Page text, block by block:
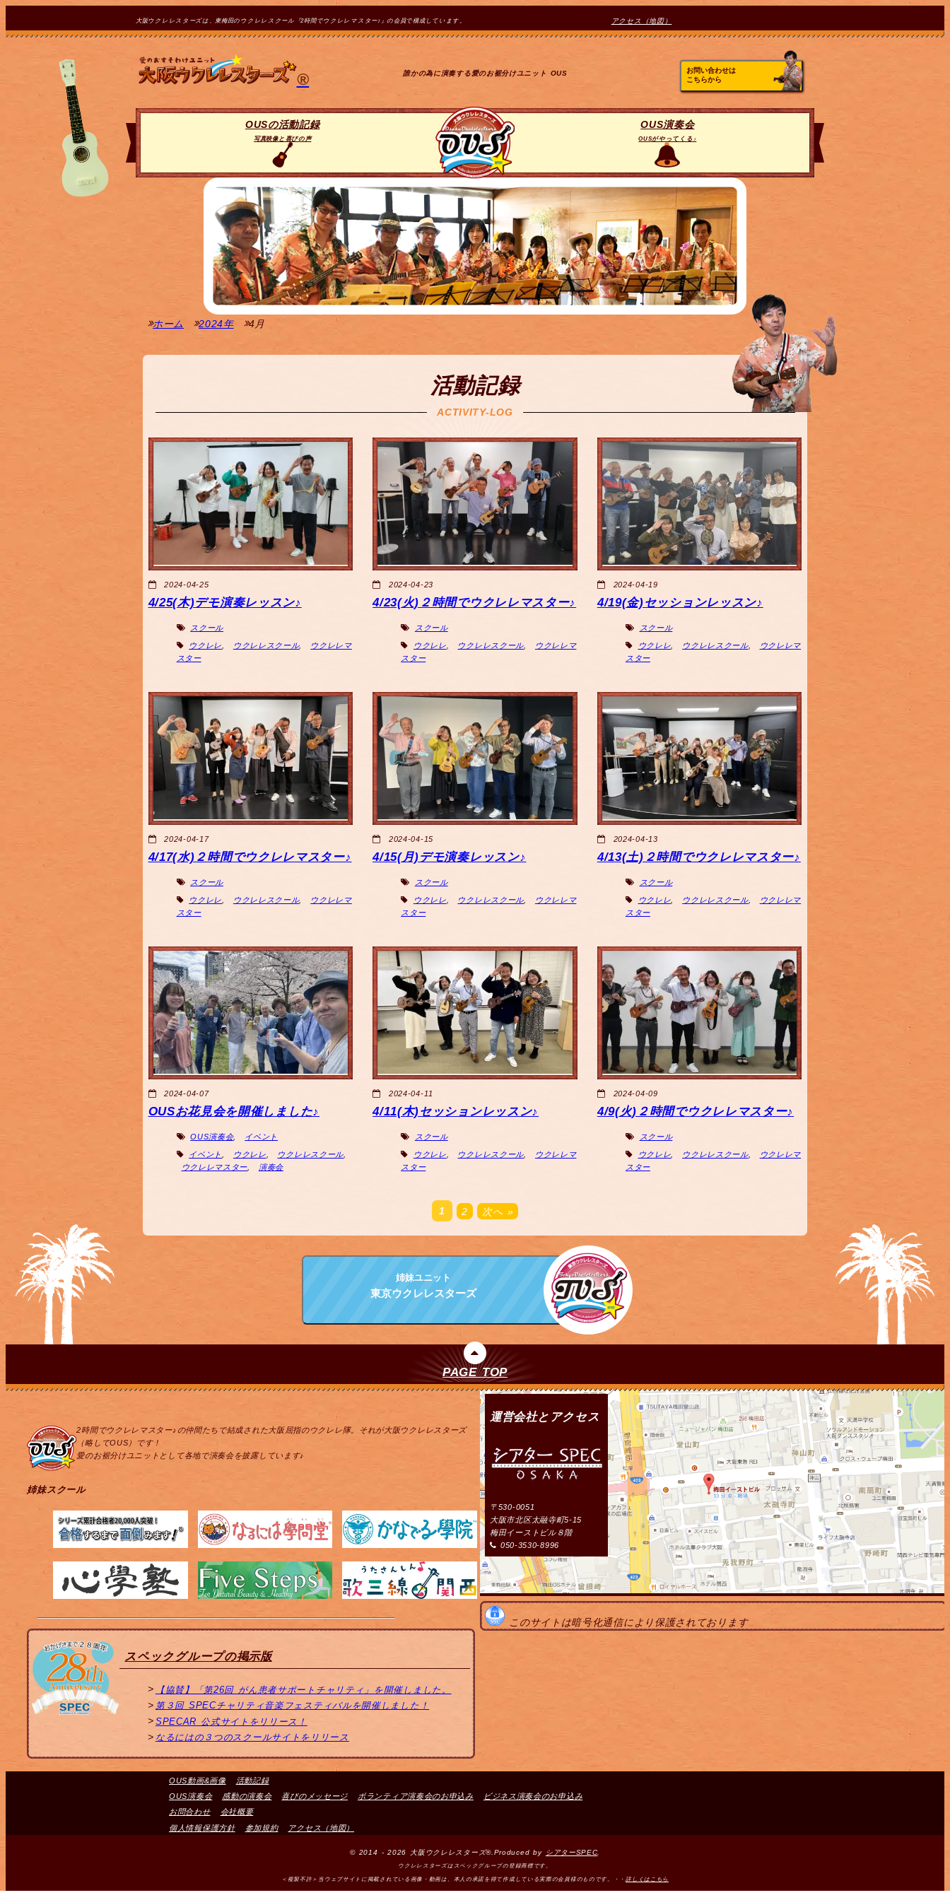
大阪ウクレレスターズは、東梅田のウクレレスクール『2時間でウクレレマスター♪』の会員で構成しています。 アクセス（地図）
® 誰かの為に演奏する愛のお裾分けユニット OUS
お問い合わせは
こちらから
OUSの活動記録
写真映像と喜びの声
OUS演奏会
OUSがやってくる♪
ホーム 2024年 4月
活動記録
ACTIVITY-LOG
2024-04-25
4/25(木)デモ演奏レッスン♪
スクール
ウクレレ ウクレレスクール,
ウクレレマ
スター
2024-04-23
4/23(火)２時間でウクレレマスター♪
スクール
ウクレレ ウクレレスクール
ウクレレマ
スター
2024-04-19
4/19(金)セッションレッスン♪
スクール
ウクレレ ウクレレスクール,
ウクレレマ
スター
2024-04-17
4/17(水)２時間でウクレレマスター♪
スクール
ウクレレ ウクレレスクール,
ウクレレマ
スター
2024-04-15
4/15(月)デモ演奏レッスン♪
スクール
ウクレレ ウクレレスクール
ウクレレマ
スター
2024-04-13
4/13(土)２時間でウクレレマスター♪
スクール
ウクレレ ウクレレスクール,
ウクレレマ
スター
2024-04-07
OUSお花見会を開催しました♪
OUS演奏会, イベント
イベント ウクレレ ウクレレスクール
ウクレレマスター
演奏会
2024-04-11
4/11(木)セッションレッスン♪
スクール
ウクレレ ウクレレスクール
ウクレレマ
スター
2024-04-09
4/9(火)２時間でウクレレマスター♪
スクール
ウクレレ ウクレレスクール,
ウクレレマ
スター
1 2 次へ »
姉妹ユニット
東京ウクレレスターズ
PAGE TOP
2時間でウクレレマスター♪の仲間たちで結成された大阪屈指のウクレレ隊。それが大阪ウクレレスターズ
（略してOUS）です！
愛のお裾分けユニットとして各地で演奏会を披露しています♪
姉妹スクール
スペックグループの掲示版
【協賛】「第26回 がん患者サポートチャリティ」を開催しました。
第３回 SPECチャリティ音楽フェスティバルを開催しました！
SPECAR 公式サイトをリリース！
なるにはの３つのスクールサイトをリリース
運営会社とアクセス
〒530-0051
大阪市北区太融寺町5-15
梅田イーストビル８階
050-3530-8996
このサイトは暗号化通信により保護されております
OUS動画&画像
活動記録
OUS演奏会
感動の演奏会 喜びのメッセージ ボランティア演奏会のお申込み
ビジネス演奏会のお申込み
お問合わせ
会社概要
個人情報保護方針
参加規約 アクセス（地図）
© 2014 - 2026 大阪ウクレレスターズ®.Produced by シアターSPEC.
ウクレレスターズはスペックグループの登録商標です。
＜複製不許＞当ウェブサイトに掲載されている画像・動画は、本人の承諾を得て作成している実際の会員様のものです。・・詳しくはこちら